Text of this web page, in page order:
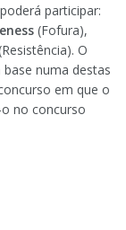
participar:
(Fofura),
O
numa destas
em que o
no concurso